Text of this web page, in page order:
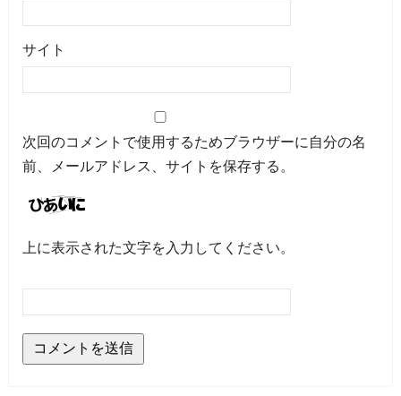
サイト
次回のコメントで使用するためブラウザーに自分の名
前、メールアドレス、サイトを保存する。
上に表示された文字を入力してください。